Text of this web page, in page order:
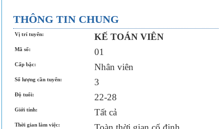
THÔNG TIN CHUNG
Vị trí tuyển: KẾ TOÁN VIÊN
Mã số: 01
Cấp bậc: Nhân viên
Số lượng cần tuyển: 3
Độ tuổi: 22-28
Giới tính: Tất cả
Thời gian làm việc: